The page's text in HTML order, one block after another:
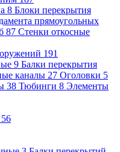
8 Блоки перекрытия
прямоугольных
87 Стенки откосные
191
9 Балки перекрытия
каналы 27 Оголовки 5
38 Тюбинги 8 Элементы
56